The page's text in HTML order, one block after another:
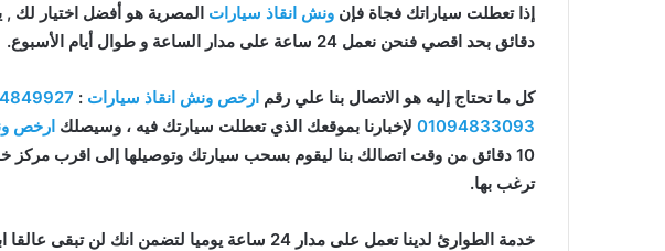
إذا تعطلت سياراتك فجاة فإن ونش انقاذ سيارات المصرية هو أفضل اختيار لك
دقائق بحد اقصي فنحن نعمل 24 ساعة على مدار الساعة و طوال أيام الأسبوع.
كل ما تحتاج إليه هو الاتصال بنا علي رقم ارخص ونش انقاذ سيارات :
01094833093 لإخبارنا بموقعك الذي تعطلت سيارتك فيه ، وسيصلك ارخص
10 دقائق من وقت اتصالك بنا ليقوم بسحب سيارتك وتوصيلها إلى اقرب مركز
ترغب بها.
خدمة الطوارئ لدينا تعمل على مدار 24 ساعة يوميا لتضمن انك لن تبقى عالقا ابدا فبمجرد اتصالك بنا يتم تحديد